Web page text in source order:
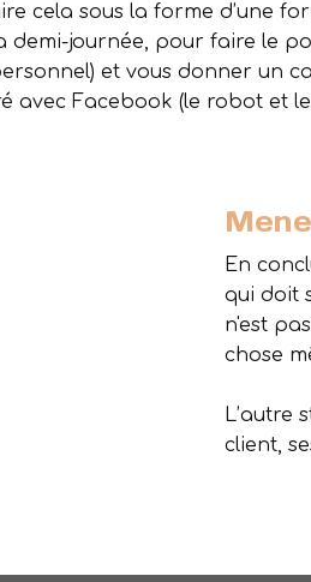
cela sous la forme d’une
demi-journée, pour faire le
et vous donner un
avec Facebook (le robot et
En
qui doit
n'est
chose
L’autre
client,